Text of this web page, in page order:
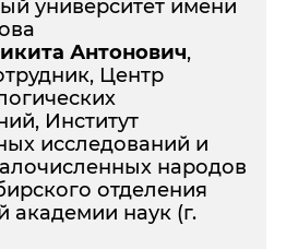
университет имени
Антонович,
Центр
Институт
исследований и
народов
отделения
академии наук (г.